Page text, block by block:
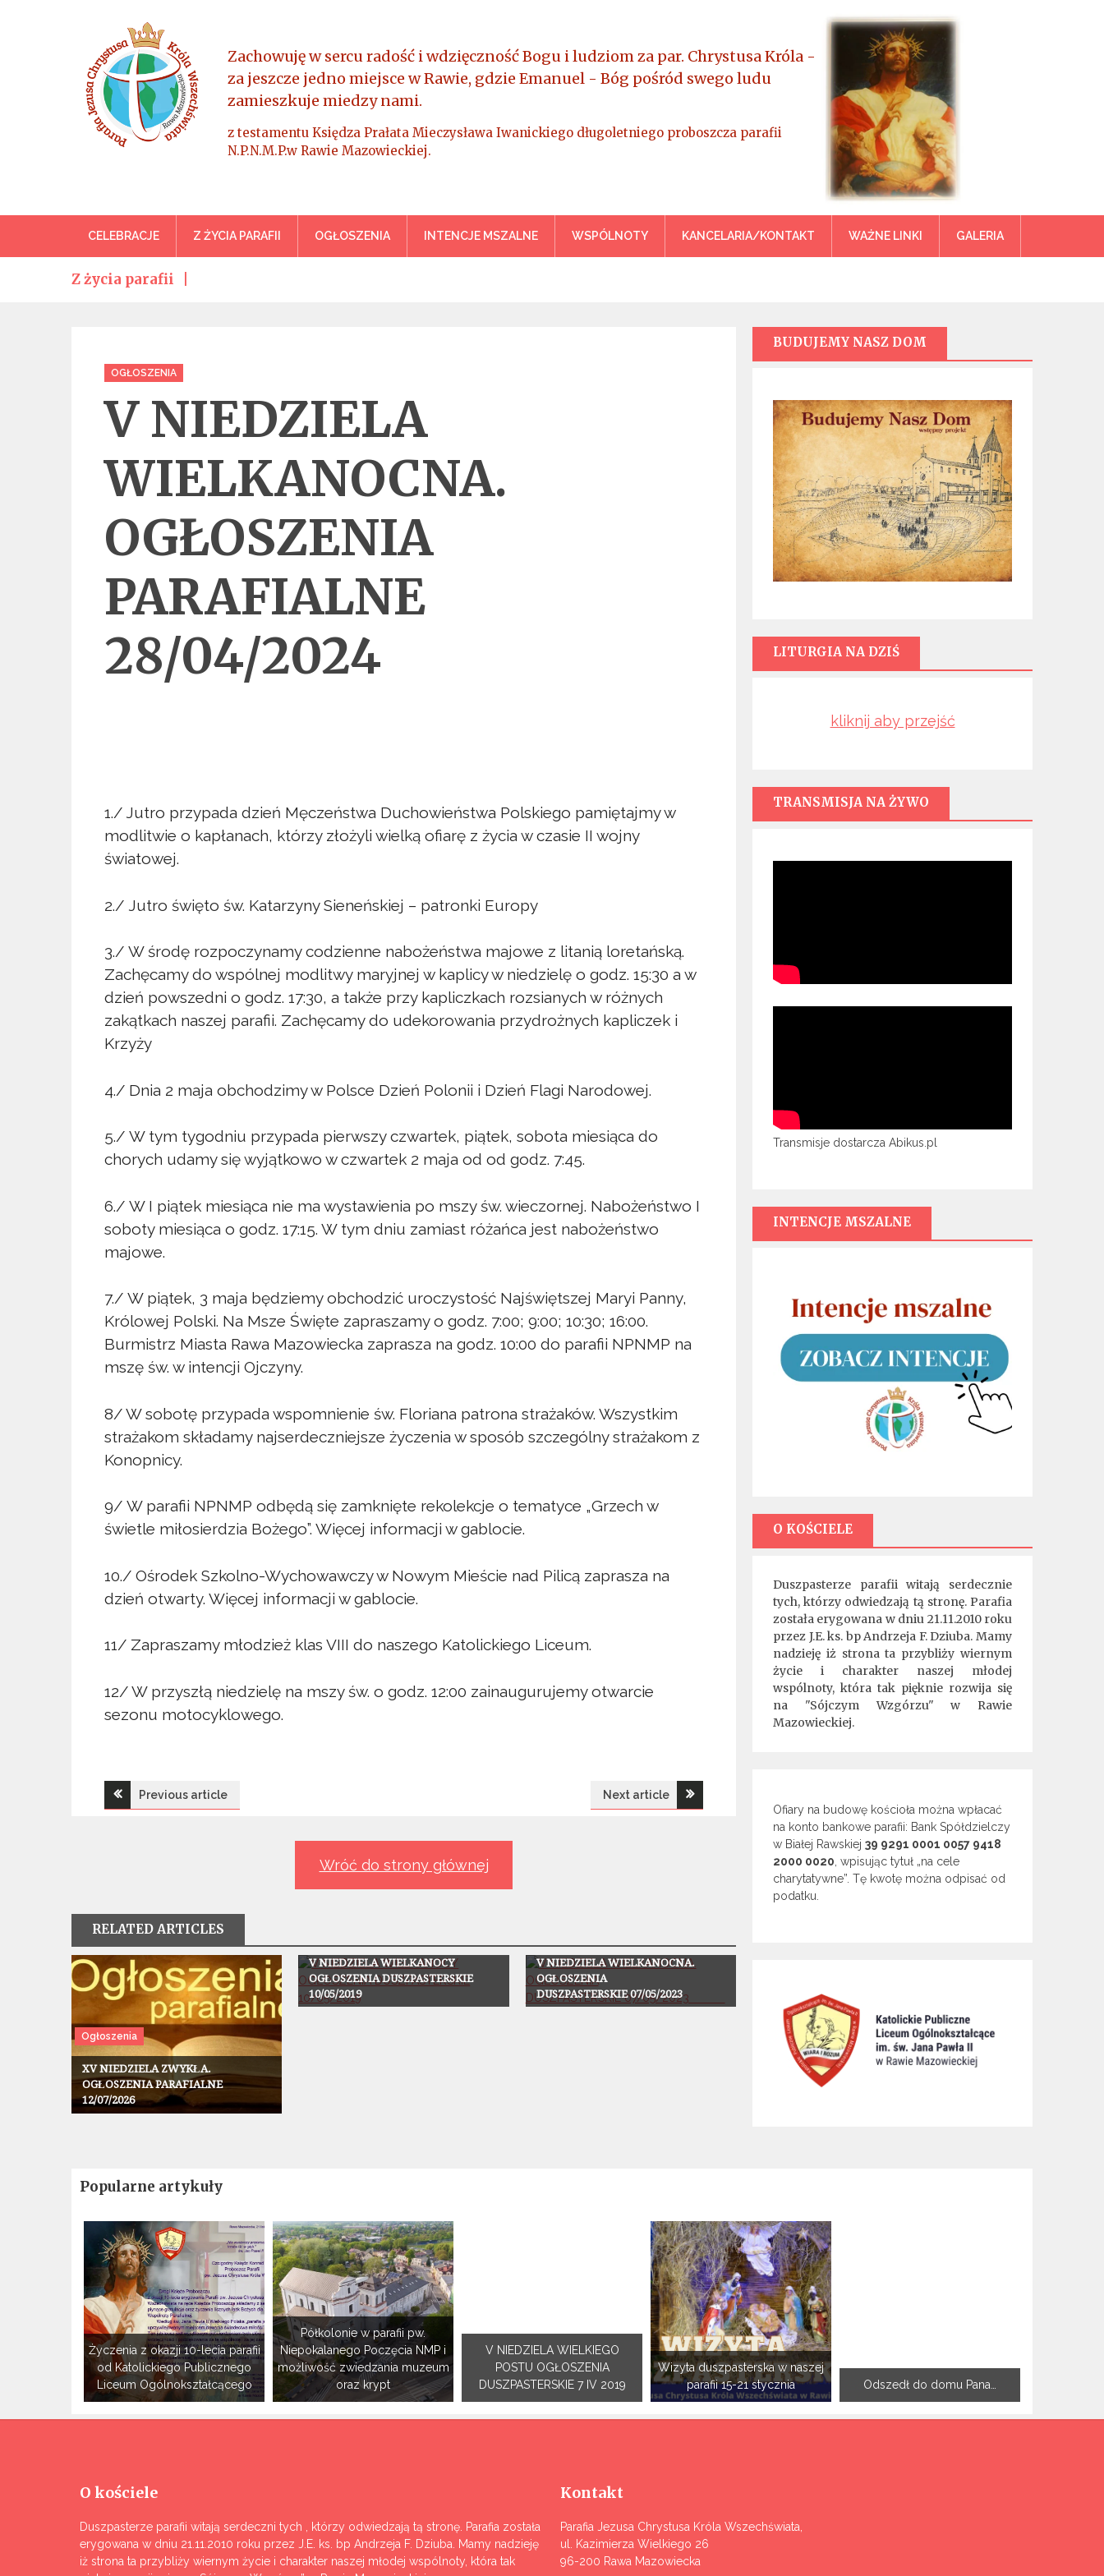
Parafia Jezusa Chrystusa Króla Wszechświata – Rawa Mazowiecka
Zachowuję w sercu radość i wdzięczność Bogu i ludziom za par. Chrystusa Króla -
za jeszcze jedno miejsce w Rawie, gdzie Emanuel - Bóg pośród swego ludu
zamieszkuje miedzy nami.
z testamentu Księdza Prałata Mieczysława Iwanickiego długoletniego proboszcza parafii
N.P.N.M.P.w Rawie Mazowieckiej.
CELEBRACJE Z ŻYCIA PARAFII OGŁOSZENIA INTENCJE MSZALNE WSPÓLNOTY KANCELARIA/KONTAKT WAŻNE LINKI GALERIA
Z życia parafii
Categories
OGŁOSZENIA
V NIEDZIELA
WIELKANOCNA.
OGŁOSZENIA
PARAFIALNE
28/04/2024
1./ Jutro przypada dzień Męczeństwa Duchowieństwa Polskiego pamiętajmy w
modlitwie o kapłanach, którzy złożyli wielką ofiarę z życia w czasie II wojny
światowej.
2./ Jutro święto św. Katarzyny Sieneńskiej – patronki Europy
3./ W środę rozpoczynamy codzienne nabożeństwa majowe z litanią loretańską.
Zachęcamy do wspólnej modlitwy maryjnej w kaplicy w niedzielę o godz. 15:30 a w
dzień powszedni o godz. 17:30, a także przy kapliczkach rozsianych w różnych
zakątkach naszej parafii. Zachęcamy do udekorowania przydrożnych kapliczek i
Krzyży
4./ Dnia 2 maja obchodzimy w Polsce Dzień Polonii i Dzień Flagi Narodowej.
5./ W tym tygodniu przypada pierwszy czwartek, piątek, sobota miesiąca do
chorych udamy się wyjątkowo w czwartek 2 maja od od godz. 7:45.
6./ W I piątek miesiąca nie ma wystawienia po mszy św. wieczornej. Nabożeństwo I
soboty miesiąca o godz. 17:15. W tym dniu zamiast różańca jest nabożeństwo
majowe.
7./ W piątek, 3 maja będziemy obchodzić uroczystość Najświętszej Maryi Panny,
Królowej Polski. Na Msze Święte zapraszamy o godz. 7:00; 9:00; 10:30; 16:00.
Burmistrz Miasta Rawa Mazowiecka zaprasza na godz. 10:00 do parafii NPNMP na
mszę św. w intencji Ojczyny.
8/ W sobotę przypada wspomnienie św. Floriana patrona strażaków. Wszystkim
strażakom składamy najserdeczniejsze życzenia w sposób szczególny strażakom z
Konopnicy.
9/ W parafii NPNMP odbędą się zamknięte rekolekcje o tematyce „Grzech w
świetle miłosierdzia Bożego”. Więcej informacji w gablocie.
10./ Ośrodek Szkolno-Wychowawczy w Nowym Mieście nad Pilicą zaprasza na
dzień otwarty. Więcej informacji w gablocie.
11/ Zapraszamy młodzież klas VIII do naszego Katolickiego Liceum.
12/ W przyszłą niedzielę na mszy św. o godz. 12:00 zainaugurujemy otwarcie
sezonu motocyklowego.
Nawigacja
Previous article Next article
Wróć do strony głównej
RELATED ARTICLES
Ogłoszenia
XV NIEDZIELA ZWYKŁA.
OGŁOSZENIA PARAFIALNE
12/07/2026
V NIEDZIELA WIELKANOCY
OGŁOSZENIA DUSZPASTERSKIE
10/05/2019
V NIEDZIELA WIELKANOCNA.
OGŁOSZENIA
DUSZPASTERSKIE 07/05/2023
BUDUJEMY NASZ DOM
LITURGIA NA DZIŚ
kliknij aby przejść
TRANSMISJA NA ŻYWO
Transmisje dostarcza Abikus.pl
INTENCJE MSZALNE
O KOŚCIELE
Duszpasterze parafii witają serdecznie
tych, którzy odwiedzają tą stronę. Parafia
została erygowana w dniu 21.11.2010 roku
przez J.E. ks. bp Andrzeja F. Dziuba. Mamy
nadzieję iż strona ta przybliży wiernym
życie i charakter naszej młodej
wspólnoty, która tak pięknie rozwija się
na "Sójczym Wzgórzu" w Rawie
Mazowieckiej.
Ofiary na budowę kościoła można wpłacać
na konto bankowe parafii: Bank Spółdzielczy
w Białej Rawskiej 39 9291 0001 0057 9418
2000 0020 , wpisując tytuł „na cele
charytatywne”. Tę kwotę można odpisać od
podatku.
Popularne artykuły
Życzenia z okazji 10-lecia parafii
od Katolickiego Publicznego
Liceum Ogólnokształcącego
Półkolonie w parafii pw.
Niepokalanego Poczęcia NMP i
możliwość zwiedzania muzeum
oraz krypt
V NIEDZIELA WIELKIEGO
POSTU OGŁOSZENIA
DUSZPASTERSKIE 7 IV 2019
Wizyta duszpasterska w naszej
parafii 15-21 stycznia
Odszedł do domu Pana…
O kościele
Duszpasterze parafii witają serdeczni tych , którzy odwiedzają tą stronę. Parafia została
erygowana w dniu 21.11.2010 roku przez J.E. ks. bp Andrzeja F. Dziuba. Mamy nadzieję
iż strona ta przybliży wiernym życie i charakter naszej młodej wspólnoty, która tak
Kontakt
Parafia Jezusa Chrystusa Króla Wszechświata,
ul. Kazimierza Wielkiego 26
96-200 Rawa Mazowiecka